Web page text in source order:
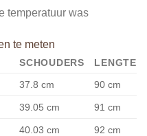
temperatuur was
te meten
SCHOUDERS
LENGTE
37.8 cm 90 cm
39.05 cm 91 cm
40.03 cm 92 cm